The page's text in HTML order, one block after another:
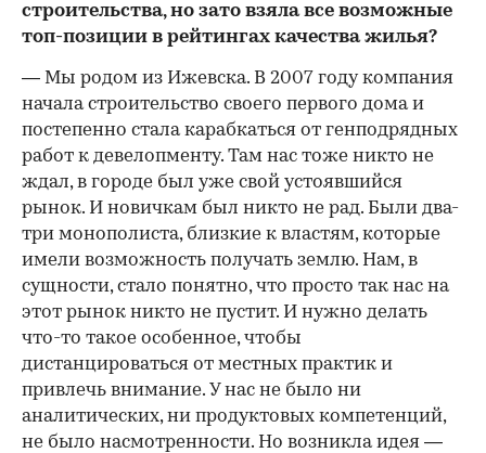
строительства, но зато взяла все возможные
топ-позиции в рейтингах качества жилья?
— Мы родом из Ижевска. В 2007 году компания
начала строительство своего первого дома и
постепенно стала карабкаться от генподрядных
работ к девелопменту. Там нас тоже никто не
ждал, в городе был уже свой устоявшийся
рынок. И новичкам был никто не рад. Были два-
три монополиста, близкие к властям, которые
имели возможность получать землю. Нам, в
сущности, стало понятно, что просто так нас на
этот рынок никто не пустит. И нужно делать
что-то такое особенное, чтобы
дистанцироваться от местных практик и
привлечь внимание. У нас не было ни
аналитических, ни продуктовых компетенций,
не было насмотренности. Но возникла идея —